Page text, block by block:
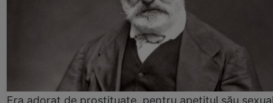
Era adorat de prostituate, pentru apetitul său